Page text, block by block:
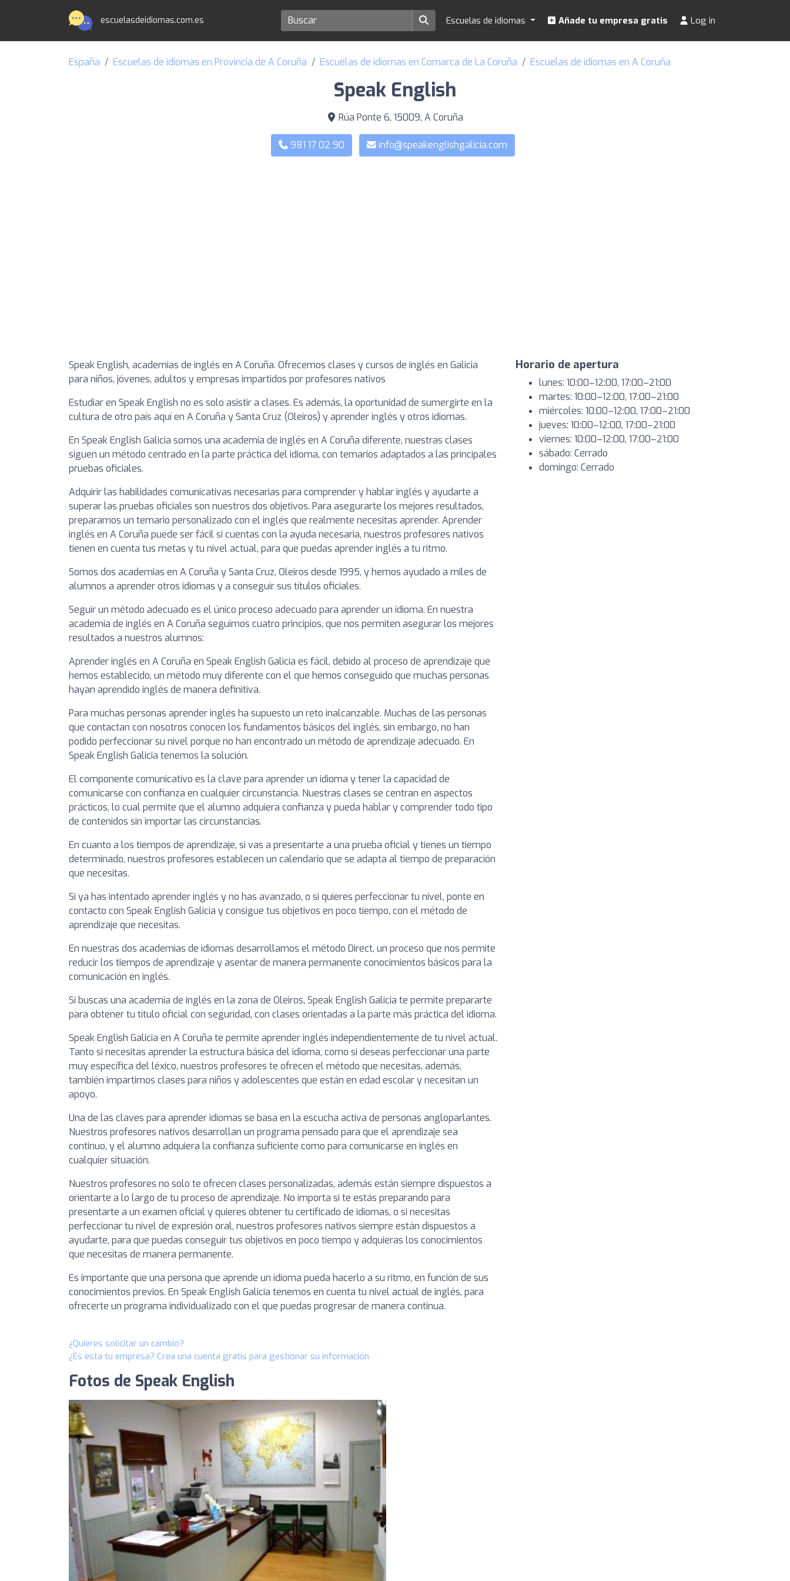
escuelasdeidiomas.com.es Escuelas de idiomas Añade tu empresa gratis Log in
España Escuelas de idiomas en Provincia de A Coruña Escuelas de idiomas en Comarca de La Coruña Escuelas de idiomas en A Coruña
Speak English
Rúa Ponte 6, 15009, A Coruña
981 17 02 90 info@speakenglishgalicia.com
Speak English, academias de inglés en A Coruña. Ofrecemos clases y cursos de inglés en Galicia
para niños, jóvenes, adultos y empresas impartidos por profesores nativos
Estudiar en Speak English no es solo asistir a clases. Es además, la oportunidad de sumergirte en la
cultura de otro país aquí en A Coruña y Santa Cruz (Oleiros) y aprender inglés y otros idiomas.
En Speak English Galicia somos una academia de inglés en A Coruña diferente, nuestras clases
siguen un método centrado en la parte práctica del idioma, con temarios adaptados a las principales
pruebas oficiales.
Adquirir las habilidades comunicativas necesarias para comprender y hablar inglés y ayudarte a
superar las pruebas oficiales son nuestros dos objetivos. Para asegurarte los mejores resultados,
preparamos un temario personalizado con el inglés que realmente necesitas aprender. Aprender
inglés en A Coruña puede ser fácil si cuentas con la ayuda necesaria, nuestros profesores nativos
tienen en cuenta tus metas y tu nivel actual, para que puedas aprender inglés a tu ritmo.
Somos dos academias en A Coruña y Santa Cruz, Oleiros desde 1995, y hemos ayudado a miles de
alumnos a aprender otros idiomas y a conseguir sus títulos oficiales.
Seguir un método adecuado es el único proceso adecuado para aprender un idioma. En nuestra
academia de inglés en A Coruña seguimos cuatro principios, que nos permiten asegurar los mejores
resultados a nuestros alumnos:
Aprender inglés en A Coruña en Speak English Galicia es fácil, debido al proceso de aprendizaje que
hemos establecido, un método muy diferente con el que hemos conseguido que muchas personas
hayan aprendido inglés de manera definitiva.
Para muchas personas aprender inglés ha supuesto un reto inalcanzable. Muchas de las personas
que contactan con nosotros conocen los fundamentos básicos del inglés, sin embargo, no han
podido perfeccionar su nivel porque no han encontrado un método de aprendizaje adecuado. En
Speak English Galicia tenemos la solución.
El componente comunicativo es la clave para aprender un idioma y tener la capacidad de
comunicarse con confianza en cualquier circunstancia. Nuestras clases se centran en aspectos
prácticos, lo cual permite que el alumno adquiera confianza y pueda hablar y comprender todo tipo
de contenidos sin importar las circunstancias.
En cuanto a los tiempos de aprendizaje, si vas a presentarte a una prueba oficial y tienes un tiempo
determinado, nuestros profesores establecen un calendario que se adapta al tiempo de preparación
que necesitas.
Si ya has intentado aprender inglés y no has avanzado, o si quieres perfeccionar tu nivel, ponte en
contacto con Speak English Galicia y consigue tus objetivos en poco tiempo, con el método de
aprendizaje que necesitas.
En nuestras dos academias de idiomas desarrollamos el método Direct, un proceso que nos permite
reducir los tiempos de aprendizaje y asentar de manera permanente conocimientos básicos para la
comunicación en inglés.
Si buscas una academia de inglés en la zona de Oleiros, Speak English Galicia te permite prepararte
para obtener tu título oficial con seguridad, con clases orientadas a la parte más práctica del idioma.
Speak English Galicia en A Coruña te permite aprender inglés independientemente de tu nivel actual.
Tanto si necesitas aprender la estructura básica del idioma, como si deseas perfeccionar una parte
muy específica del léxico, nuestros profesores te ofrecen el método que necesitas, además,
también impartimos clases para niños y adolescentes que están en edad escolar y necesitan un
apoyo.
Una de las claves para aprender idiomas se basa en la escucha activa de personas angloparlantes.
Nuestros profesores nativos desarrollan un programa pensado para que el aprendizaje sea
continuo, y el alumno adquiera la confianza suficiente como para comunicarse en inglés en
cualquier situación.
Nuestros profesores no solo te ofrecen clases personalizadas, además están siempre dispuestos a
orientarte a lo largo de tu proceso de aprendizaje. No importa si te estás preparando para
presentarte a un examen oficial y quieres obtener tu certificado de idiomas, o si necesitas
perfeccionar tu nivel de expresión oral, nuestros profesores nativos siempre están dispuestos a
ayudarte, para que puedas conseguir tus objetivos en poco tiempo y adquieras los conocimientos
que necesitas de manera permanente.
Es importante que una persona que aprende un idioma pueda hacerlo a su ritmo, en función de sus
conocimientos previos. En Speak English Galicia tenemos en cuenta tu nivel actual de inglés, para
ofrecerte un programa individualizado con el que puedas progresar de manera continua.
Horario de apertura
lunes: 10:00–12:00, 17:00–21:00
martes: 10:00–12:00, 17:00–21:00
miércoles: 10:00–12:00, 17:00–21:00
jueves: 10:00–12:00, 17:00–21:00
viernes: 10:00–12:00, 17:00–21:00
sábado: Cerrado
domingo: Cerrado
¿Quieres solicitar un cambio?
¿Es esta tu empresa? Crea una cuenta gratis para gestionar su información
Fotos de Speak English